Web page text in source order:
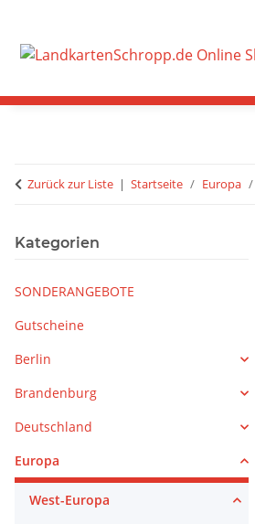
Zurück zur Liste Startseite Europa
Kategorien
SONDERANGEBOTE
Gutscheine
Berlin
Brandenburg
Deutschland
Europa
West-Europa